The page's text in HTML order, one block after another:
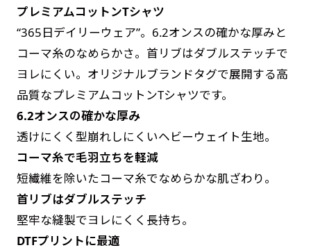
プレミアムコットンTシャツ
“365日デイリーウェア”。6.2オンスの確かな厚みと
コーマ糸のなめらかさ。首リブはダブルステッチで
ヨレにくい。オリジナルブランドタグで展開する高
品質なプレミアムコットンTシャツです。
6.2オンスの確かな厚み
透けにくく型崩れしにくいヘビーウェイト生地。
コーマ糸で毛羽立ちを軽減
短繊維を除いたコーマ糸でなめらかな肌ざわり。
首リブはダブルステッチ
堅牢な縫製でヨレにくく長持ち。
DTFプリントに最適
す。かわいいい＆おしゃれなのぼりです。台はセ
ットでついてます。
ジャンボ(90x270)
遠くからでも視認しやすいジャンボサイズです。
駐車場などのスペースに余裕がある場所で大々的
に宣伝できます。
4mまたは5mのポールが必要です。
す。かわいいい＆おしゃれなのぼりです。台はセ
ットでついてます。
ジャンボ(270x90)
遠くからでも視認しやすいジャンボサイズです。
駐車場などのスペースに余裕がある場所で大々的
に宣伝できます。
4mまたは5mのポールが必要です。